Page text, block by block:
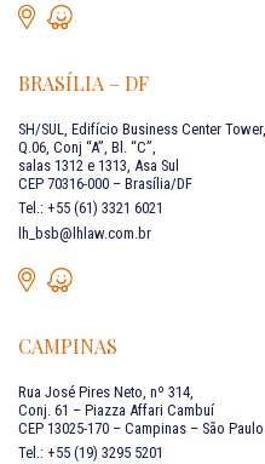
BRASÍLIA – DF
SH/SUL, Edifício Business Center Tower,
Q.06, Conj “A”, Bl. “C”,
salas 1312 e 1313, Asa Sul
CEP 70316-000 – Brasília/DF
Tel.: +55 (61) 3321 6021
lh_bsb@lhlaw.com.br
CAMPINAS
Rua José Pires Neto, nº 314,
Conj. 61 – Piazza Affari Cambuí
CEP 13025-170 – Campinas – São Paulo
Tel.: +55 (19) 3295 5201